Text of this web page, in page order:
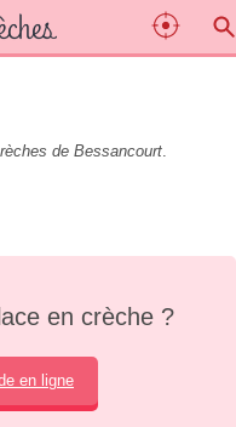
de Bessancourt.
en crèche ?
en ligne